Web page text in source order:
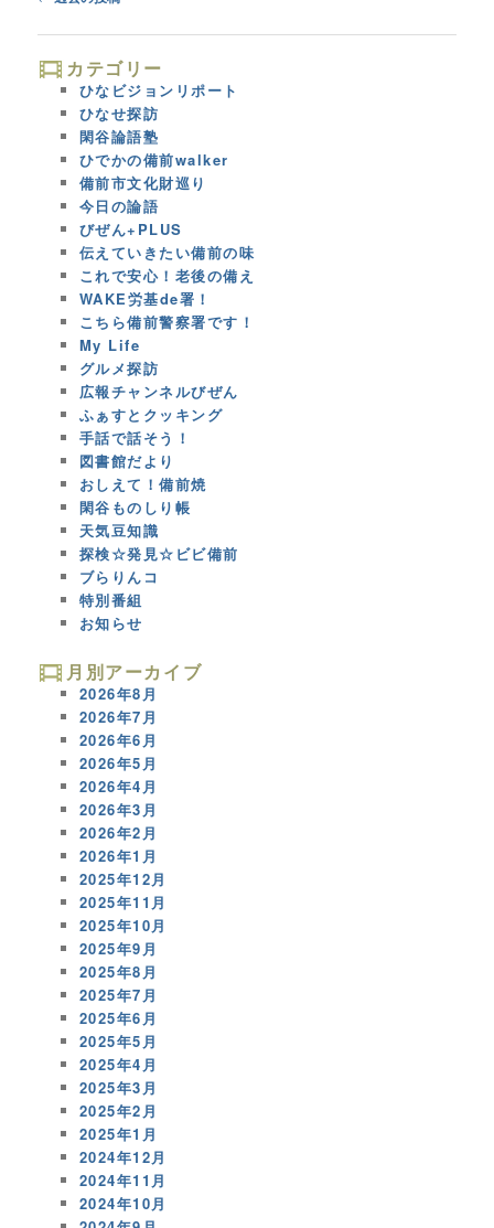
カテゴリー
ひなビジョンリポート
ひなせ探訪
閑谷論語塾
ひでかの備前walker
備前市文化財巡り
今日の論語
びぜん+PLUS
伝えていきたい備前の味
これで安心！老後の備え
WAKE労基de署！
こちら備前警察署です！
My Life
グルメ探訪
広報チャンネルびぜん
ふぁすとクッキング
手話で話そう！
図書館だより
おしえて！備前焼
閑谷ものしり帳
天気豆知識
探検☆発見☆ビビ備前
ブらりんコ
特別番組
お知らせ
月別アーカイブ
2026年8月
2026年7月
2026年6月
2026年5月
2026年4月
2026年3月
2026年2月
2026年1月
2025年12月
2025年11月
2025年10月
2025年9月
2025年8月
2025年7月
2025年6月
2025年5月
2025年4月
2025年3月
2025年2月
2025年1月
2024年12月
2024年11月
2024年10月